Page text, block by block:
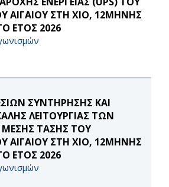
ΑΙΓΑΙΟΥ ΣΤΗ ΧΙΟ, 12ΜΗΝΗΣ
ΕΤΟΣ 2026
ΣΥΝΤΗΡΗΣΗΣ ΚΑΙ
ΛΕΙΤΟΥΡΓΙΑΣ ΤΩΝ
ΤΑΣΗΣ ΤΟΥ
ΑΙΓΑΙΟΥ ΣΤΗ ΧΙΟ, 12ΜΗΝΗΣ
ΕΤΟΣ 2026